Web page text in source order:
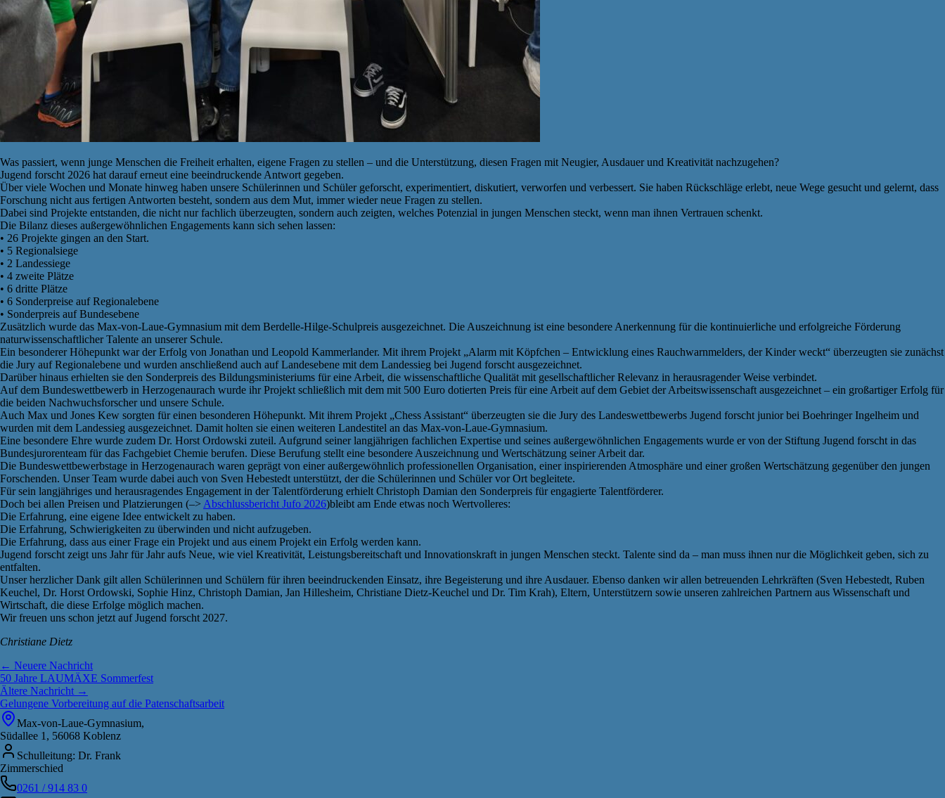
Was passiert, wenn junge Menschen die Freiheit erhalten, eigene Fragen zu stellen – und die Unterstützung, diesen Fragen mit Neugier, Ausdauer und Kreativität nachzugehen?
Jugend forscht 2026 hat darauf erneut eine beeindruckende Antwort gegeben.
Über viele Wochen und Monate hinweg haben unsere Schülerinnen und Schüler geforscht, experimentiert, diskutiert, verworfen und verbessert. Sie haben Rückschläge erlebt, neue Wege gesucht und gelernt, dass
Forschung nicht aus fertigen Antworten besteht, sondern aus dem Mut, immer wieder neue Fragen zu stellen.
Dabei sind Projekte entstanden, die nicht nur fachlich überzeugten, sondern auch zeigten, welches Potenzial in jungen Menschen steckt, wenn man ihnen Vertrauen schenkt.
Die Bilanz dieses außergewöhnlichen Engagements kann sich sehen lassen:
• 26 Projekte gingen an den Start.
• 5 Regionalsiege
• 2 Landessiege
• 4 zweite Plätze
• 6 dritte Plätze
• 6 Sonderpreise auf Regionalebene
• Sonderpreis auf Bundesebene
Zusätzlich wurde das Max-von-Laue-Gymnasium mit dem Berdelle-Hilge-Schulpreis ausgezeichnet. Die Auszeichnung ist eine besondere Anerkennung für die kontinuierliche und erfolgreiche Förderung
naturwissenschaftlicher Talente an unserer Schule.
Ein besonderer Höhepunkt war der Erfolg von Jonathan und Leopold Kammerlander. Mit ihrem Projekt „Alarm mit Köpfchen – Entwicklung eines Rauchwarnmelders, der Kinder weckt“ überzeugten sie zunächst
die Jury auf Regionalebene und wurden anschließend auch auf Landesebene mit dem Landessieg bei Jugend forscht ausgezeichnet.
Darüber hinaus erhielten sie den Sonderpreis des Bildungsministeriums für eine Arbeit, die wissenschaftliche Qualität mit gesellschaftlicher Relevanz in herausragender Weise verbindet.
Auf dem Bundeswettbewerb in Herzogenaurach wurde ihr Projekt schließlich mit dem mit 500 Euro dotierten Preis für eine Arbeit auf dem Gebiet der Arbeitswissenschaft ausgezeichnet – ein großartiger Erfolg für
die beiden Nachwuchsforscher und unsere Schule.
Auch Max und Jones Kew sorgten für einen besonderen Höhepunkt. Mit ihrem Projekt „Chess Assistant“ überzeugten sie die Jury des Landeswettbewerbs Jugend forscht junior bei Boehringer Ingelheim und
wurden mit dem Landessieg ausgezeichnet. Damit holten sie einen weiteren Landestitel an das Max-von-Laue-Gymnasium.
Eine besondere Ehre wurde zudem Dr. Horst Ordowski zuteil. Aufgrund seiner langjährigen fachlichen Expertise und seines außergewöhnlichen Engagements wurde er von der Stiftung Jugend forscht in das
Bundesjurorenteam für das Fachgebiet Chemie berufen. Diese Berufung stellt eine besondere Auszeichnung und Wertschätzung seiner Arbeit dar.
Die Bundeswettbewerbstage in Herzogenaurach waren geprägt von einer außergewöhnlich professionellen Organisation, einer inspirierenden Atmosphäre und einer großen Wertschätzung gegenüber den jungen
Forschenden. Unser Team wurde dabei auch von Sven Hebestedt unterstützt, der die Schülerinnen und Schüler vor Ort begleitete.
Für sein langjähriges und herausragendes Engagement in der Talentförderung erhielt Christoph Damian den Sonderpreis für engagierte Talentförderer.
Doch bei allen Preisen und Platzierungen (–> Abschlussbericht Jufo 2026)bleibt am Ende etwas noch Wertvolleres:
Die Erfahrung, eine eigene Idee entwickelt zu haben.
Die Erfahrung, Schwierigkeiten zu überwinden und nicht aufzugeben.
Die Erfahrung, dass aus einer Frage ein Projekt und aus einem Projekt ein Erfolg werden kann.
Jugend forscht zeigt uns Jahr für Jahr aufs Neue, wie viel Kreativität, Leistungsbereitschaft und Innovationskraft in jungen Menschen steckt. Talente sind da – man muss ihnen nur die Möglichkeit geben, sich zu
entfalten.
Unser herzlicher Dank gilt allen Schülerinnen und Schülern für ihren beeindruckenden Einsatz, ihre Begeisterung und ihre Ausdauer. Ebenso danken wir allen betreuenden Lehrkräften (Sven Hebestedt, Ruben
Keuchel, Dr. Horst Ordowski, Sophie Hinz, Christoph Damian, Jan Hillesheim, Christiane Dietz-Keuchel und Dr. Tim Krah), Eltern, Unterstützern sowie unseren zahlreichen Partnern aus Wissenschaft und
Wirtschaft, die diese Erfolge möglich machen.
Wir freuen uns schon jetzt auf Jugend forscht 2027.
Christiane Dietz
← Neuere Nachricht
50 Jahre LAUMÄXE Sommerfest
Ältere Nachricht →
Gelungene Vorbereitung auf die Patenschaftsarbeit
Max-von-Laue-Gymnasium,
Südallee 1, 56068 Koblenz
Schulleitung: Dr. Frank
Zimmerschied
0261 / 914 83 0